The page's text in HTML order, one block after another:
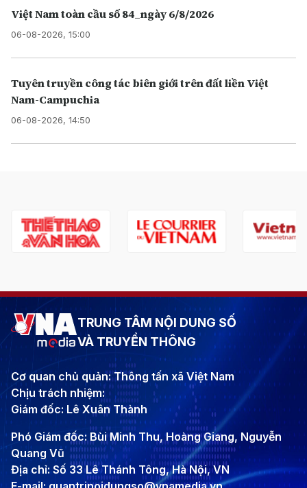
Việt Nam toàn cầu số 84_ngày 6/8/2026
06-08-2026, 15:00
Tuyên truyền công tác biên giới trên đất liền Việt
Nam-Campuchia
06-08-2026, 14:50
TRUNG TÂM NỘI DUNG SỐ
VÀ TRUYỀN THÔNG
Cơ quan chủ quản: Thông tấn xã Việt Nam
Chịu trách nhiệm:
Giám đốc: Lê Xuân Thành
Phó Giám đốc: Bùi Minh Thu, Hoàng Giang, Nguyễn
Quang Vũ
Địa chỉ: Số 33 Lê Thánh Tông, Hà Nội, VN